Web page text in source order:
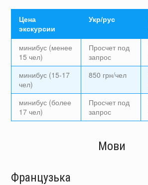
Цена
экскурсии
Укр/рус
минибус (менее
15 чел)
Просчет под
запрос
минибус (15-17
чел)
850 грн/чел
минибус (более
17 чел)
Просчет под
запрос
Мови
Французька